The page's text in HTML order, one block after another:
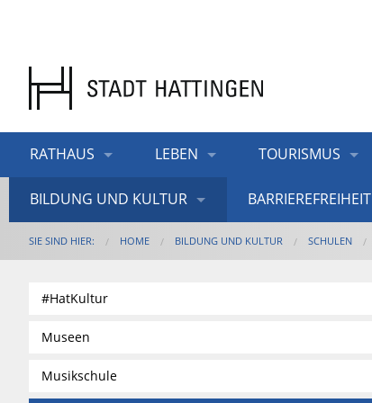
RATHAUS LEBEN TOURISMUS
BILDUNG UND KULTUR BARRIEREFREIHEIT
SIE SIND HIER: HOME BILDUNG UND KULTUR SCHULEN
#HatKultur
Museen
Musikschule